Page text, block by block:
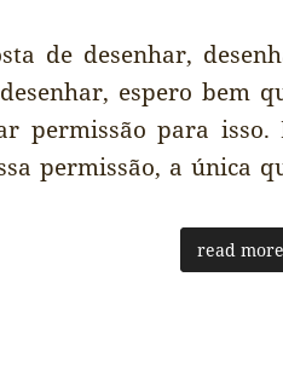
de desenhar,
espero bem
permissão para isso.
permissão, a única
read more